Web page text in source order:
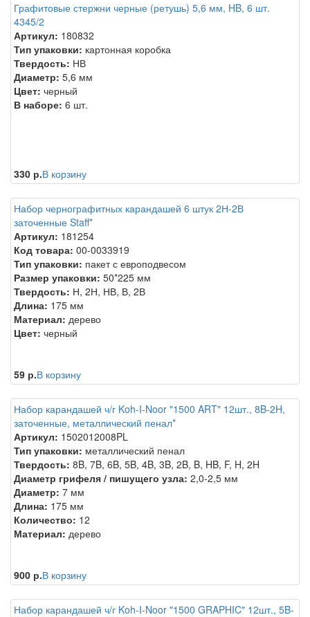
Графитовые стержни черные (ретушь) 5,6 мм, HB, 6 шт.
4345/2
Артикул: 180832
Тип упаковки: картонная коробка
Твердость: НВ
Диаметр: 5,6 мм
Цвет: черный
В наборе: 6 шт.
330 р.В корзину
Набор чернографитных карандашей 6 штук 2Н-2В
заточенные Staff*
Артикул: 181254
Код товара: 00-0033919
Тип упаковки: пакет с европодвесом
Размер упаковки: 50*225 мм
Твердость: Н, 2Н, НВ, В, 2В
Длина: 175 мм
Материал: дерево
Цвет: черный
59 р.В корзину
Набор карандашей ч/г Koh-I-Noor "1500 ART" 12шт., 8B-2H,
заточенные, металлический пенал*
Артикул: 1502012008PL
Тип упаковки: металлический пенал
Твердость: 8B, 7B, 6B, 5B, 4B, 3B, 2B, B, HB, F, H, 2H
Диаметр грифеля / пишущего узла: 2,0-2,5 мм
Диаметр: 7 мм
Длина: 175 мм
Количество: 12
Материал: дерево
900 р.В корзину
Набор карандашей ч/г Koh-I-Noor "1500 GRAPHIC" 12шт., 5B-